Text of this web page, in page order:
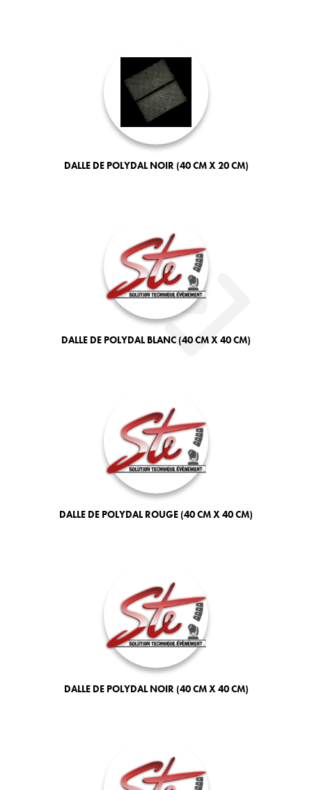
DALLE DE POLYDAL NOIR (40 CM X 20 CM)
DALLE DE POLYDAL BLANC (40 CM X 40 CM)
DALLE DE POLYDAL ROUGE (40 CM X 40 CM)
DALLE DE POLYDAL NOIR (40 CM X 40 CM)